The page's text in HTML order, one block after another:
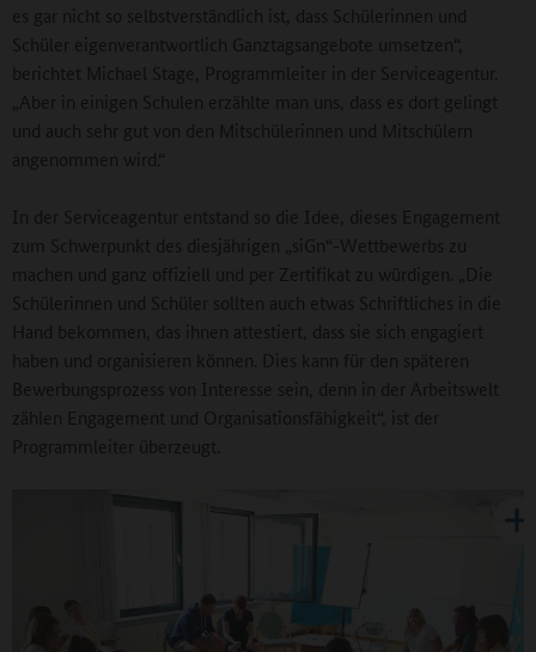
es gar nicht so selbstverständlich ist, dass Schülerinnen und
Schüler eigenverantwortlich Ganztagsangebote umsetzen“,
berichtet Michael Stage, Programmleiter in der Serviceagentur.
„Aber in einigen Schulen erzählte man uns, dass es dort gelingt
und auch sehr gut von den Mitschülerinnen und Mitschülern
angenommen wird.“
In der Serviceagentur entstand so die Idee, dieses Engagement
zum Schwerpunkt des diesjährigen „siGn“-Wettbewerbs zu
machen und ganz offiziell und per Zertifikat zu würdigen. „Die
Schülerinnen und Schüler sollten auch etwas Schriftliches in die
Hand bekommen, das ihnen attestiert, dass sie sich engagiert
haben und organisieren können. Dies kann für den späteren
Bewerbungsprozess von Interesse sein, denn in der Arbeitswelt
zählen Engagement und Organisationsfähigkeit“, ist der
Programmleiter überzeugt.